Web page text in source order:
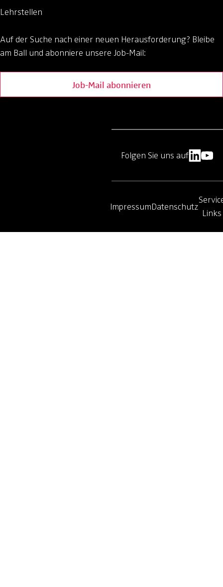
Lehrstellen
Auf der Suche nach einer neuen Herausforderung? Bleibe
am Ball und abonniere unsere Job-Mail:
Job-Mail abonnieren
ImpressumDatenschutz
Links
Folgen Sie uns auf